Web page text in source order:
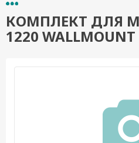
КОМПЛЕКТ ДЛЯ
1220